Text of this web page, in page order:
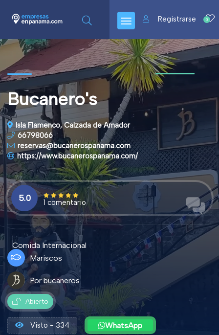
0
Registrarse
Bucanero's
Isla Flamenco, Calzada de Amador
66798066
reservas@bucanerospanama.com
https://www.bucanerospanama.com/
5.0 1 comentario
Comida Internacional
Mariscos
Por bucaneros
Abierto
Visto - 334 WhatsApp